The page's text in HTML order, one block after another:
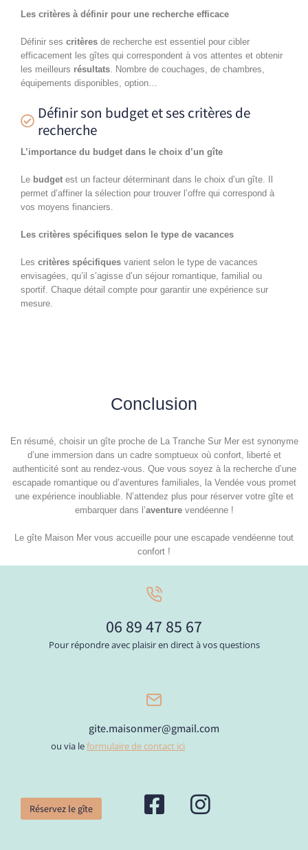
Les critères à définir pour une recherche efficace
Définir ses critères de recherche est essentiel pour cibler
efficacement les gîtes qui correspondent à vos attentes et obtenir
les meilleurs résultats . Nombre de couchages, de chambres,
équipements disponibles, option…
Définir son budget et ses critères de
recherche
L’importance du budget dans le choix d’un gîte
Le budget est un facteur déterminant dans le choix d’un gîte. Il
permet d’affiner la sélection pour trouver l’offre qui correspond à
vos moyens financiers.
Les critères spécifiques selon le type de vacances
Les critères spécifiques varient selon le type de vacances
envisagées, qu’il s’agisse d’un séjour romantique, familial ou
sportif. Chaque détail compte pour garantir une expérience sur
mesure.
Conclusion
En résumé, choisir un gîte proche de La Tranche Sur Mer est synonyme
d’une immersion dans un cadre somptueux où confort, liberté et
authenticité sont au rendez-vous. Que vous soyez à la recherche d’une
escapade romantique ou d’aventures familiales, la Vendée vous promet
une expérience inoubliable. N’attendez plus pour réserver votre gîte et
embarquer dans l’aventurevendéenne !
Le gîte Maison Mer vous accueille pour une escapade vendéenne tout
confort !
06 89 47 85 67
Pour répondre avec plaisir en direct à vos questions
gite.maisonmer@gmail.com
ou via leformulaire de contact ici
Réservez le gîte